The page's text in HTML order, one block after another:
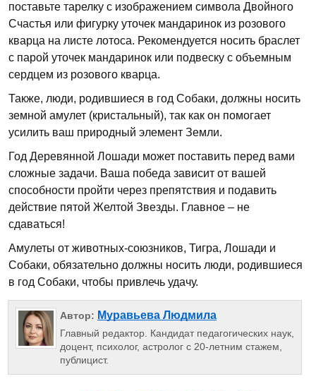
поставьте тарелку с изображением символа Двойного
Счастья или фигурку уточек мандаринок из розового
кварца на листе лотоса. Рекомендуется носить браслет
с парой уточек мандаринок или подвеску с объемным
сердцем из розового кварца.
Также, люди, родившиеся в год Собаки, должны носить
земной амулет (кристальный), так как он помогает
усилить ваш природный элемент Земли.
Год Деревянной Лошади может поставить перед вами
сложные задачи. Ваша победа зависит от вашей
способности пройти через препятствия и подавить
действие пятой Желтой Звезды. Главное – не
сдаваться!
Амулеты от животных-союзников, Тигра, Лошади и
Собаки, обязательно должны носить люди, родившиеся
в год Собаки, чтобы привлечь удачу.
Автор: Муравьева Людмила
Главный редактор. Кандидат педагогических наук,
доцент, психолог, астролог с 20-летним стажем,
публицист.